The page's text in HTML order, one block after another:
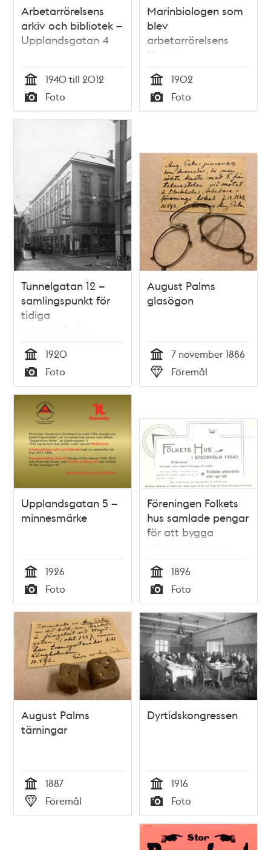
Arbetarrörelsens
arkiv och bibliotek –
Upplandsgatan 4
Tid
1940 till 2012
Typ
Foto
Marinbiologen som
blev
arbetarrörelsens
första
arkivföreståndare
Tid
1902
Typ
Foto
Tunnelgatan 12 –
samlingspunkt för
tidiga
arbetarrörelsen
Tid
1920
Typ
Foto
August Palms
glasögon
Tid
7 november 1886
Typ
Föremål
Upplandsgatan 5 –
minnesmärke
Tid
1926
Typ
Foto
Föreningen Folkets
hus samlade pengar
för att bygga
arbetarrörelsens
samlingslokal
Tid
1896
Typ
Foto
August Palms
tärningar
Tid
1887
Typ
Föremål
Dyrtidskongressen
Tid
1916
Typ
Foto